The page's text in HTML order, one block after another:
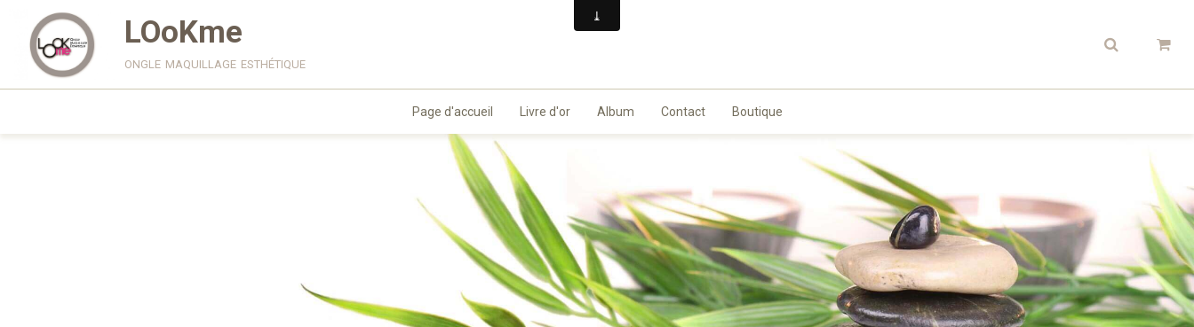
LOoKme
ongle maquillage esthétique
Page d'accueil Livre d'or Album Contact Boutique